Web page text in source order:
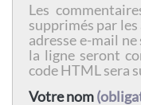
Les
supprimés par
adresse e-mail
la ligne seront
code HTML sera
Votre nom